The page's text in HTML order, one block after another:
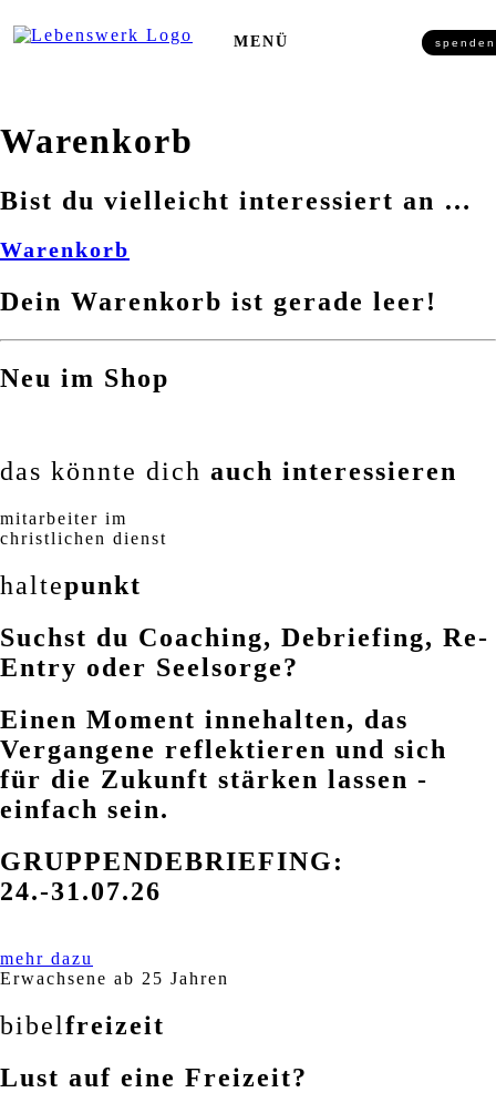
MENÜ spenden
Warenkorb
Bist du vielleicht interessiert an …
Warenkorb
Dein Warenkorb ist gerade leer!
Neu im Shop
das könnte dich auch interessieren
mitarbeiter im
christlichen dienst
haltepunkt
Suchst du Coaching, Debriefing, Re-
Entry oder Seelsorge?
Einen Moment innehalten, das
Vergangene reflektieren und sich
für die Zukunft stärken lassen -
einfach sein.
GRUPPENDEBRIEFING:
24.-31.07.26
mehr dazu
Erwachsene ab 25 Jahren
bibelfreizeit
Lust auf eine Freizeit?